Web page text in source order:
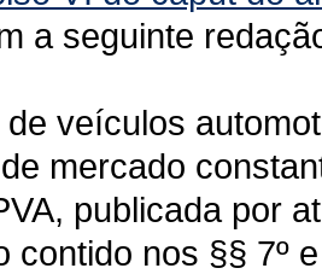
a seguinte
veículos
mercado
publicada por
contido nos §§ 7º